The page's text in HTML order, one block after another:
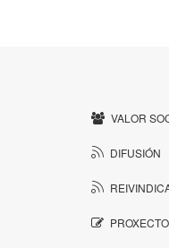
VALOR
DIFUSIÓN